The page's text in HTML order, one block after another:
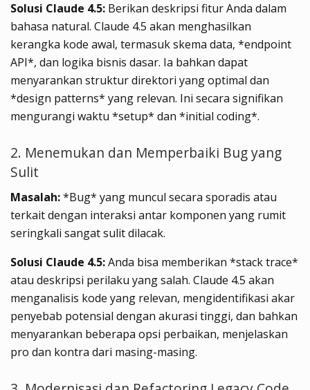
Solusi Claude 4.5: Berikan deskripsi fitur Anda dalam
bahasa natural. Claude 4.5 akan menghasilkan
kerangka kode awal, termasuk skema data, *endpoint
API*, dan logika bisnis dasar. Ia bahkan dapat
menyarankan struktur direktori yang optimal dan
*design patterns* yang relevan. Ini secara signifikan
mengurangi waktu *setup* dan *initial coding*.
2. Menemukan dan Memperbaiki Bug yang
Sulit
Masalah:*Bug* yang muncul secara sporadis atau
terkait dengan interaksi antar komponen yang rumit
seringkali sangat sulit dilacak.
Solusi Claude 4.5:Anda bisa memberikan *stack trace*
atau deskripsi perilaku yang salah. Claude 4.5 akan
menganalisis kode yang relevan, mengidentifikasi akar
penyebab potensial dengan akurasi tinggi, dan bahkan
menyarankan beberapa opsi perbaikan, menjelaskan
pro dan kontra dari masing-masing.